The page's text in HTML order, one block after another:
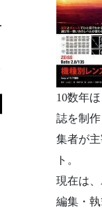
10数年
誌を制
集者が
ト。
現在は
編集・執